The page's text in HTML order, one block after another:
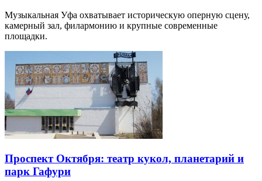
Музыкальная Уфа охватывает историческую оперную сцену,
камерный зал, филармонию и крупные современные
площадки.
Проспект Октября: театр кукол, планетарий и
парк Гафури